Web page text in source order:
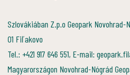
Szlovákiában Z.p.o Geopark Novohrad-
01 Fiľakovo
Tel.: +421 917 646 551, E-mail:
Magyarországon Novohrad-Nógrád